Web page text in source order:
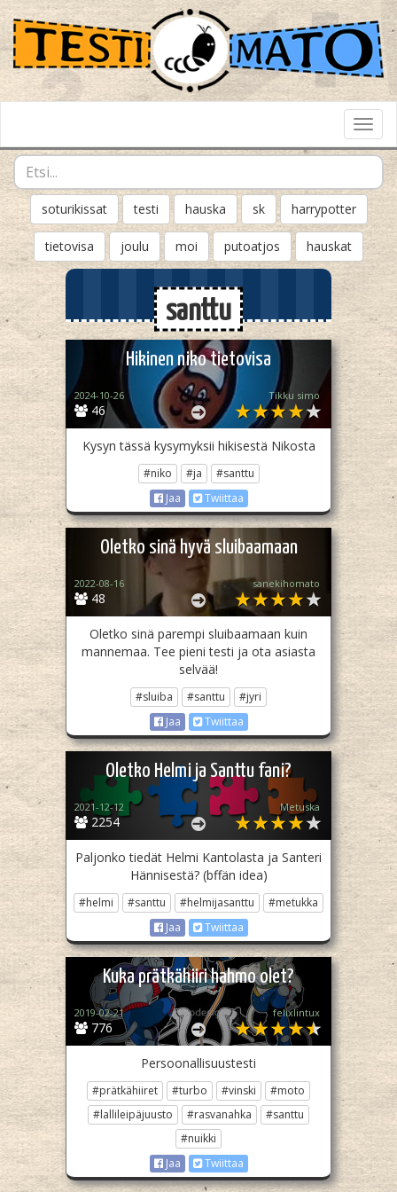
soturikissat testi hauska sk harrypotter
tietovisa joulu moi putoatjos hauskat
santtu
Hikinen niko tietovisa
46
2024-10-26 Tikku simo
Kysyn tässä kysymyksii hikisestä Nikosta
#niko #ja
#santtu
Jaa
Twiittaa
Oletko sinä hyvä sluibaamaan
48
2022-08-16 sanekihomato
Oletko sinä parempi sluibaamaan kuin
mannemaa. Tee pieni testi ja ota asiasta
selvää!
#sluiba #santtu
#jyri
Jaa
Twiittaa
Oletko Helmi ja Santtu fani?
2254
2021-12-12 Metuska
Paljonko tiedät Helmi Kantolasta ja Santeri
Hännisestä? (bffän idea)
#helmi #santtu #helmijasanttu
#metukka
Jaa
Twiittaa
Kuka prätkähiiri hahmo olet?
776
2019-02-21 felixlintux
Persoonallisuustesti
#prätkähiiret #turbo #vinski
#moto
#lallileipäjuusto
#rasvanahka
#santtu
#nuikki
Jaa
Twiittaa